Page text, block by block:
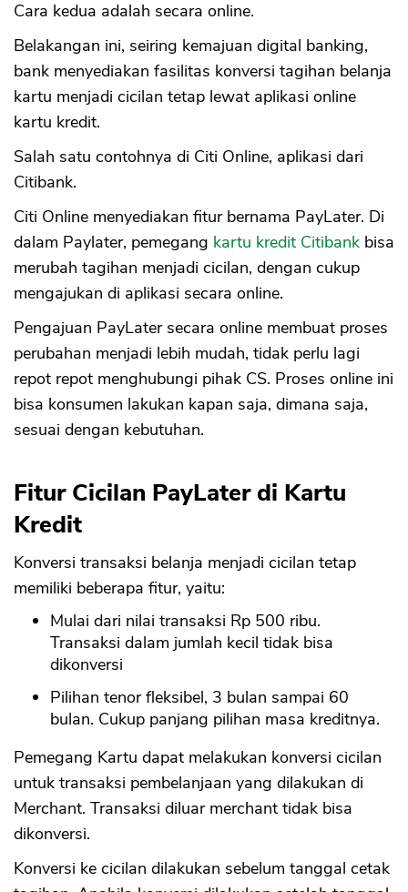
Cara kedua adalah secara online.
Belakangan ini, seiring kemajuan digital banking,
bank menyediakan fasilitas konversi tagihan belanja
kartu menjadi cicilan tetap lewat aplikasi online
kartu kredit.
Salah satu contohnya di Citi Online, aplikasi dari
Citibank.
Citi Online menyediakan fitur bernama PayLater. Di
dalam Paylater, pemegang kartu kredit Citibank bisa
merubah tagihan menjadi cicilan, dengan cukup
mengajukan di aplikasi secara online.
Pengajuan PayLater secara online membuat proses
perubahan menjadi lebih mudah, tidak perlu lagi
repot repot menghubungi pihak CS. Proses online ini
bisa konsumen lakukan kapan saja, dimana saja,
sesuai dengan kebutuhan.
Fitur Cicilan PayLaterdi Kartu
Kredit
Konversi transaksi belanja menjadi cicilan tetap
memiliki beberapa fitur, yaitu:
Mulai dari nilai transaksi Rp 500 ribu.
Transaksi dalam jumlah kecil tidak bisa
dikonversi
Pilihan tenor fleksibel, 3 bulan sampai 60
bulan. Cukup panjang pilihan masa kreditnya.
Pemegang Kartu dapat melakukan konversi cicilan
untuk transaksi pembelanjaan yang dilakukan di
Merchant. Transaksi diluar merchant tidak bisa
dikonversi.
Konversi ke cicilan dilakukan sebelum tanggal cetak